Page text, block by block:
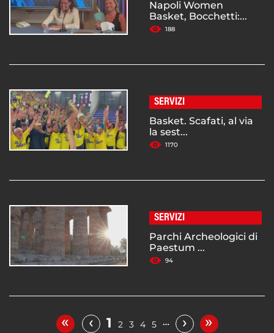
Napoli Women
Basket, Bocchetti:...
188
SERVIZI
Basket. Scafati, al via
la sest...
1170
SERVIZI
Parchi Archeologici di
Paestum ...
94
« ‹ 1 2 3 4 5 … › »